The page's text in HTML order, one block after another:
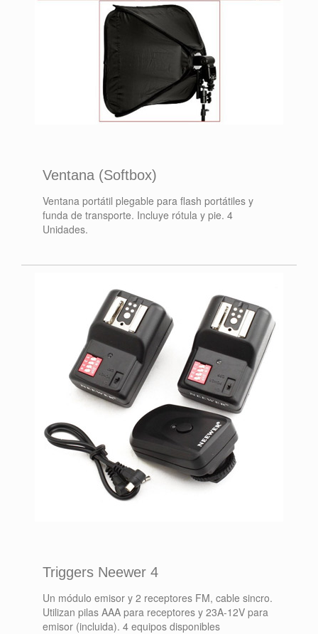
Ventana (Softbox)
Ventana portátil plegable para flash portátiles y
funda de transporte. Incluye rótula y pie. 4
Unidades.
Triggers Neewer 4
Un módulo emisor y 2 receptores FM, cable sincro.
Utilizan pilas AAA para receptores y 23A-12V para
emisor (incluida). 4 equipos disponibles